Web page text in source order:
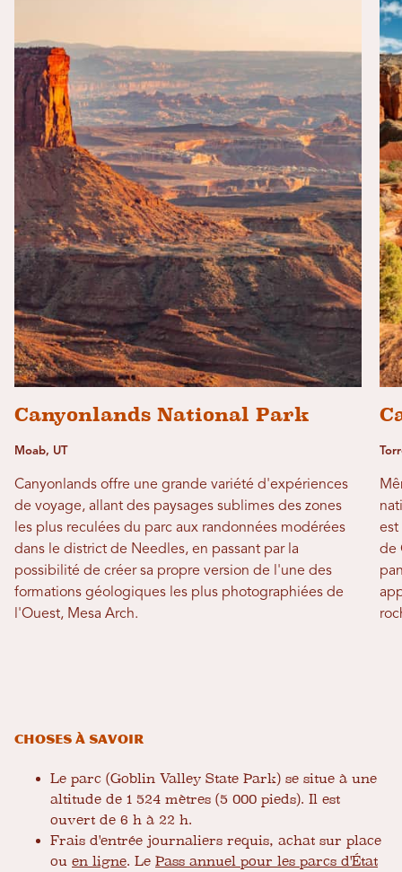
Canyonlands National Park
Moab, UT
Canyonlands offre une grande variété d'expériences
de voyage, allant des paysages sublimes des zones
les plus reculées du parc aux randonnées modérées
dans le district de Needles, en passant par la
possibilité de créer sa propre version de l'une des
formations géologiques les plus photographiées de
l'Ouest, Mesa Arch.
est
de
Choses à savoir
Le parc (Goblin Valley State Park) se situe à une
altitude de 1 524 mètres (5 000 pieds). Il est
ouvert de 6 h à 22 h.
Frais d'entrée journaliers requis, achat sur place
ou en ligne. Le Pass annuel pour les parcs d'État